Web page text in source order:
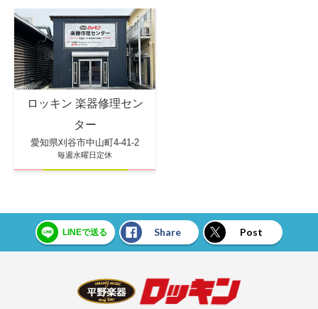
ロッキン 楽器修理セン
ター
愛知県刈谷市中山町4-41-2
毎週水曜日定休
LINEで送る Share Post